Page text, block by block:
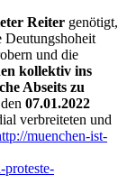
Reiter genötigt,
Deutungshoheit
und die
kollektiv ins
Abseits zu
07.01.2022
verbreiteten und
muenchen-ist-
proteste-